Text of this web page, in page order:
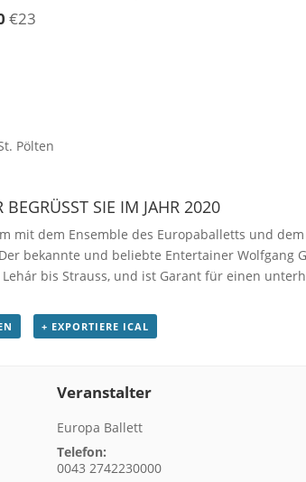
€23
Pölten
SIE IM JAHR 2020
mit dem Ensemble des Europaballetts und
bekannte und beliebte Entertainer Wolfgang
bis Strauss, und ist Garant für einen
+ EXPORTIERE ICAL
Veranstalter
Europa Ballett
Telefon:
0043 2742230000